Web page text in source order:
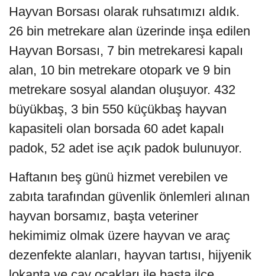
Hayvan Borsası olarak ruhsatımızı aldık.
26 bin metrekare alan üzerinde inşa edilen
Hayvan Borsası, 7 bin metrekaresi kapalı
alan, 10 bin metrekare otopark ve 9 bin
metrekare sosyal alandan oluşuyor. 432
büyükbaş, 3 bin 550 küçükbaş hayvan
kapasiteli olan borsada 60 adet kapalı
padok, 52 adet ise açık padok bulunuyor.
Haftanın beş günü hizmet verebilen ve
zabıta tarafından güvenlik önlemleri alınan
hayvan borsamız, başta veteriner
hekimimiz olmak üzere hayvan ve araç
dezenfekte alanları, hayvan tartısı, hijyenik